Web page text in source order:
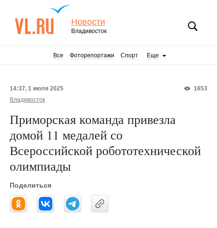
Новости
Владивосток
Все Фоторепортажи Спорт Еще
1653
14:37, 1 июля 2025
Владивосток
Приморская команда привезла
домой 11 медалей со
Всероссийской робототехнической
олимпиады
Поделиться